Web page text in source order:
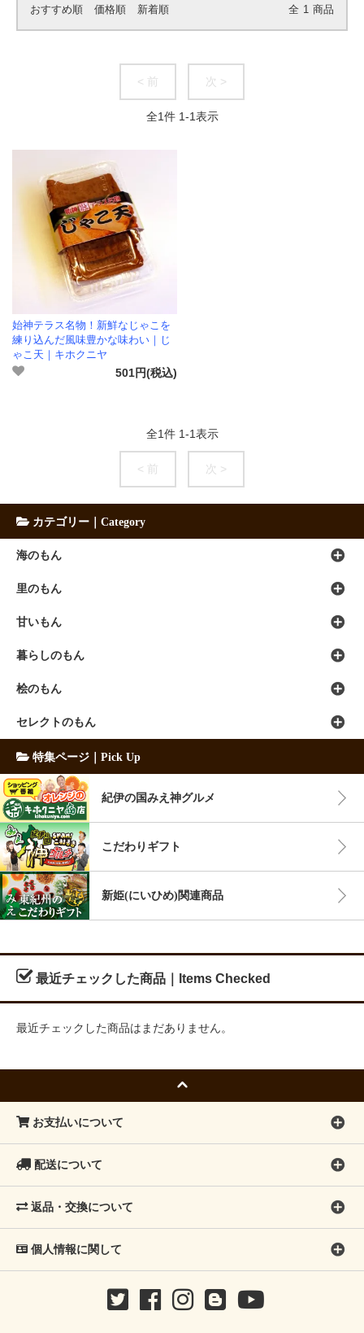
おすすめ順 価格順 新着順 全 1 商品
< 前 次 >
全1件 1-1表示
始神テラス名物！新鮮なじゃこを
練り込んだ風味豊かな味わい｜じ
ゃこ天｜キホクニヤ
501円(税込)
全1件 1-1表示
< 前 次 >
カテゴリー｜Category
海のもん
里のもん
甘いもん
暮らしのもん
桧のもん
セレクトのもん
特集ページ｜Pick Up
紀伊の国みえ神グルメ
こだわりギフト
新姫(にいひめ)関連商品
最近チェックした商品｜Items Checked
最近チェックした商品はまだありません。
お支払いについて
配送について
返品・交換について
個人情報に関して